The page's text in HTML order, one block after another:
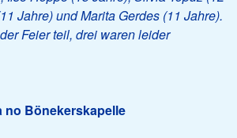
Jahre) und Marita Gerdes (11 Jahre).
Feier teil, drei waren leider
no Bönekerskapelle